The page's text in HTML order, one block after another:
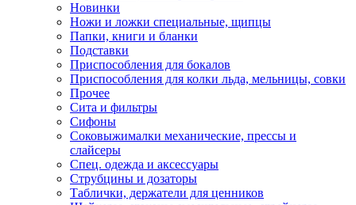
Новинки
Ножи и ложки специальные, щипцы
Папки, книги и бланки
Подставки
Приспособления для бокалов
Приспособления для колки льда, мельницы, совки
Прочее
Сита и фильтры
Сифоны
Соковыжималки механические, прессы и
слайсеры
Спец. одежда и аксессуары
Струбцины и дозаторы
Таблички, держатели для ценников